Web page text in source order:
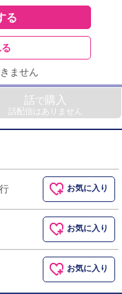
る
ません
話で購入
話配信はありません
お気に入り
お気に入り
お気に入り